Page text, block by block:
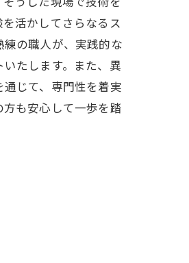
活かしてさらなるス
の職人が、実践的な
たします。また、異
じて、専門性を着実
も安心して一歩を踏